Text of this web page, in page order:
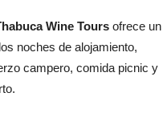
Wine Tours ofrece un
noches de alojamiento,
campero, comida picnic y